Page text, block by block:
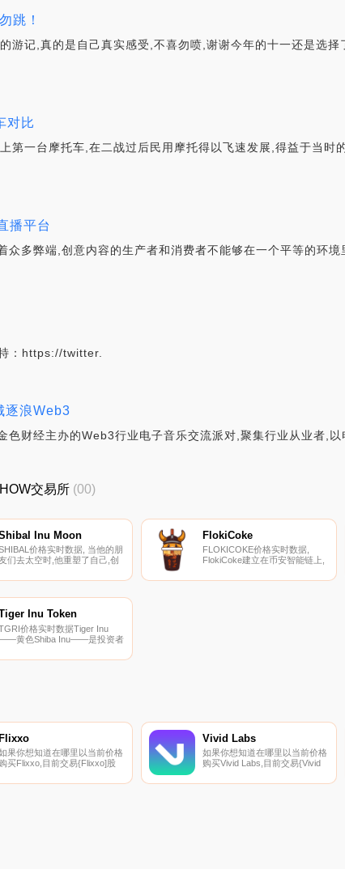
跳！
游记,真的是自己真实感受,不喜勿喷,谢谢今年的十一还是选
对比
第一台摩托车,在二战过后民用摩托得以飞速发展,得益于当时
播平台
多弊端,创意内容的生产者和消费者不能够在一个平等的环
：https://twitter.
逐浪Web3
财经主办的Web3行业电子音乐交流派对,聚集行业从业者,以
交易所 (00)
Inu Moon
价格实时数据, 当他的朋
们去太空时,他重塑了自己,创
。希巴尔·因努是这个星球上
他的代币.
FlokiCoke
FLOKICOKE价格实时数据,
FlokiCoke建立在币安智能链上,
的Floki表情包代币项目之一。
Inu Token
价格实时数据Tiger Inu
黄色Shiba Inu——是投资者
权平台和私人仪表板获得的可
果你想知道在哪里以当前价格
购买Flixxo,目前交易{Flixxo]股
和Bancor Network。您可
Vivid Labs
如果你想知道在哪里以当前价格
购买Vivid Labs,目前交易{Vivid
所是KuCoin。您可以在我们的